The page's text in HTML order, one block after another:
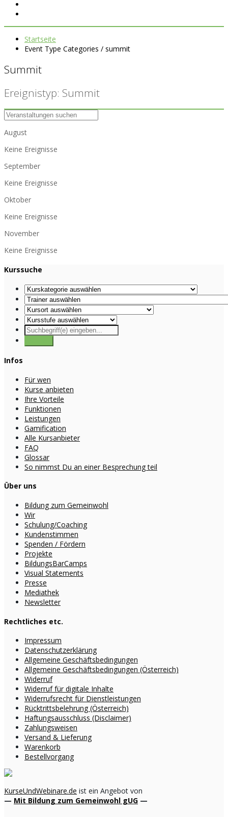
Startseite
Event Type Categories / summit
Summit
Ereignistyp: Summit
August
Keine Ereignisse
September
Keine Ereignisse
Oktober
Keine Ereignisse
November
Keine Ereignisse
Kurssuche
Infos
Für wen
Kurse anbieten
Ihre Vorteile
Funktionen
Leistungen
Gamification
Alle Kursanbieter
FAQ
Glossar
So nimmst Du an einer Besprechung teil
Über uns
Bildung zum Gemeinwohl
Wir
Schulung/Coaching
Kundenstimmen
Spenden / Fördern
Projekte
BildungsBarCamps
Visual Statements
Presse
Mediathek
Newsletter
Rechtliches etc.
Impressum
Datenschutzerklärung
Allgemeine Geschäftsbedingungen
Allgemeine Geschäftsbedingungen (Österreich)
Widerruf
Widerruf für digitale Inhalte
Widerrufsrecht für Dienstleistungen
Rücktrittsbelehrung (Österreich)
Haftungsausschluss (Disclaimer)
Zahlungsweisen
Versand & Lieferung
Warenkorb
Bestellvorgang
KurseUndWebinare.de ist ein Angebot von
— Mit Bildung zum Gemeinwohl gUG —